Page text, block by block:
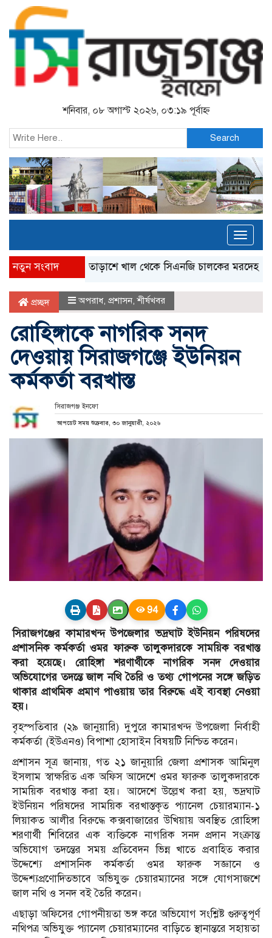
শনিবার, ০৮ অগাস্ট ২০২৬, ০৩:১৯ পূর্বাহ্ন
Search
নতুন সংবাদতাড়াশে খাল থেকে সিএনজি চালকের মরদেহ উদ্ধার
প্রচ্ছদ অপরাধ, প্রশাসন,শীর্ষখবর
রোহিঙ্গাকে নাগরিক সনদ
দেওয়ায় সিরাজগঞ্জে ইউনিয়ন
কর্মকর্তা বরখাস্ত
সিরাজগঞ্জ ইনফো
আপডেট সময় শুক্রবার, ৩০ জানুয়ারী, ২০২৬
94
সিরাজগঞ্জের কামারখন্দ উপজেলার ভদ্রঘাট ইউনিয়ন পরিষদের
প্রশাসনিক কর্মকর্তা ওমর ফারুক তালুকদারকে সাময়িক বরখাস্ত
করা হয়েছে। রোহিঙ্গা শরণার্থীকে নাগরিক সনদ দেওয়ার
অভিযোগের তদন্তে জাল নথি তৈরি ও তথ্য গোপনের সঙ্গে জড়িত
থাকার প্রাথমিক প্রমাণ পাওয়ায় তার বিরুদ্ধে এই ব্যবস্থা নেওয়া
হয়।
বৃহস্পতিবার (২৯ জানুয়ারি) দুপুরে কামারখন্দ উপজেলা নির্বাহী
কর্মকর্তা (ইউএনও) বিপাশা হোসাইন বিষয়টি নিশ্চিত করেন।
প্রশাসন সূত্র জানায়, গত ২১ জানুয়ারি জেলা প্রশাসক আমিনুল
ইসলাম স্বাক্ষরিত এক অফিস আদেশে ওমর ফারুক তালুকদারকে
সাময়িক বরখাস্ত করা হয়। আদেশে উল্লেখ করা হয়, ভদ্রঘাট
ইউনিয়ন পরিষদের সাময়িক বরখাস্তকৃত প্যানেল চেয়ারম্যান-১
লিয়াকত আলীর বিরুদ্ধে কক্সবাজারের উখিয়ায় অবস্থিত রোহিঙ্গা
শরণার্থী শিবিরের এক ব্যক্তিকে নাগরিক সনদ প্রদান সংক্রান্ত
অভিযোগ তদন্তের সময় প্রতিবেদন ভিন্ন খাতে প্রবাহিত করার
উদ্দেশ্যে প্রশাসনিক কর্মকর্তা ওমর ফারুক সজ্ঞানে ও
উদ্দেশ্যপ্রণোদিতভাবে অভিযুক্ত চেয়ারম্যানের সঙ্গে যোগসাজশে
জাল নথি ও সনদ বই তৈরি করেন।
এছাড়া অফিসের গোপনীয়তা ভঙ্গ করে অভিযোগ সংশ্লিষ্ট গুরুত্বপূর্ণ
নথিপত্র অভিযুক্ত প্যানেল চেয়ারম্যানের বাড়িতে স্থানান্তরে সহায়তা